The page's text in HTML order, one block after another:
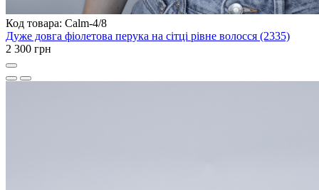
Код товара: Calm-4/8
Дуже довга фіолетова перука на сітці рівне волосся (2335)
2 300 грн